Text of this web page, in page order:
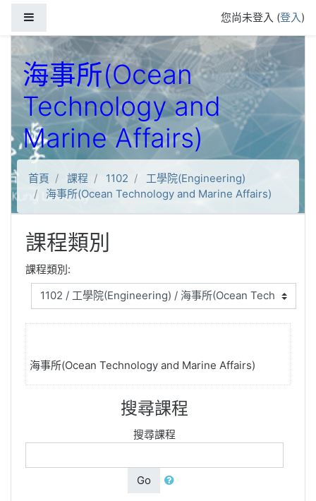
您尚未登入 (登入)
海事所(Ocean
Technology and
Marine Affairs)
首頁 課程 1102
工學院(Engineering)
海事所(Ocean Technology and Marine Affairs)
課程類別
課程類別:
海事所(Ocean Technology and Marine Affairs)
搜尋課程
搜尋課程
Go